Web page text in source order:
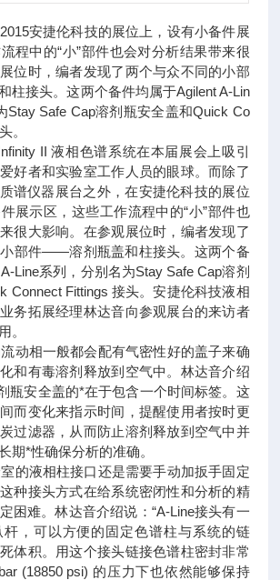
安捷伦科技的展位上，设有小备件展
程中的“小”部件也会对分析结果带来很
位时，编者发现了两个与众不同的小部
接头。这两个备件均属于Agilent A-Lin
Stay Safe Cap溶剂瓶安全盖和Quick Co
。
II 液相色谱系统在本届展会上吸引
好者和实验室工作人员的眼球。而除了
谱仪器展台之外，在安捷伦科技的展位
展示区，这些工作流程中的“小”部件也
很大影响。在参观展位时，编者发现了
部件——溶剂瓶盖和柱接头。这两个备
Line系列，分别名为Stay Safe Cap溶剂
Connect Fittings 接头。安捷伦科技液相
务拓展经理林达音向参观展台的来访者
。
动相一般都会配有气密性好的盖子来确
和有毒溶剂释放到空气中。林达音介绍
瓶安全盖的*在于包含一个时间标签。这
而变化来指示时间，提醒使用者按时更
过滤器，从而防止溶剂释放到空气中并
期*性确保分析的准确。
的液相柱接口还是需要手动加扳手固定
种接头方式在给系统密闭性和分析的精
困难。林达音介绍说：“A-Line接头有一
，可以方便的固定色谱柱与系统的链
体积。用这个接头链接色谱柱密封非常
(18850 psi) 的压力下也依然能够保持